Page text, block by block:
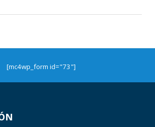
[mc4wp_form id="73"]